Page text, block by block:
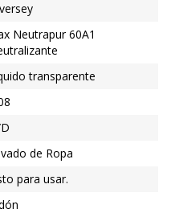
Neutrapur 60A1
transparente
de Ropa
para usar.